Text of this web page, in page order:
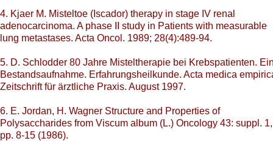
4. Kjaer M. Misteltoe (Iscador) therapy in stage IV renal
adenocarcinoma. A phase II study in Patients with measurable
lung metastases. Acta Oncol. 1989; 28(4):489-94.
5. D. Schlodder 80 Jahre Misteltherapie bei Krebspatienten.
Bestandsaufnahme. Erfahrungsheilkunde. Acta medica
Zeitschrift für ärztliche Praxis. August 1997.
6. E. Jordan, H. Wagner Structure and Properties of
Polysaccharides from Viscum album (L.) Oncology 43: suppl. 1,
pp. 8-15 (1986).